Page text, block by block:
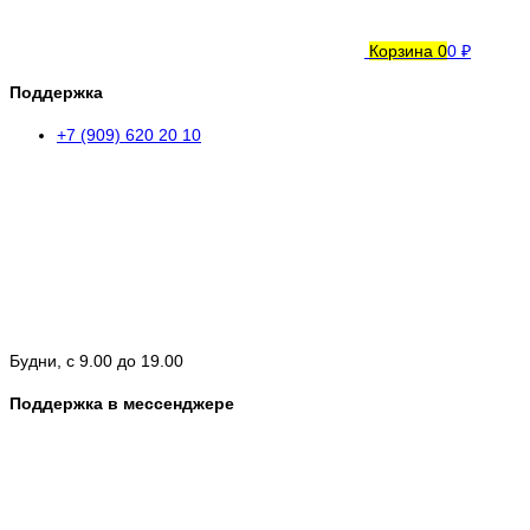
Корзина 00 ₽
Поддержка
+7 (909) 620 20 10
Будни, с 9.00 до 19.00
Поддержка в мессенджере